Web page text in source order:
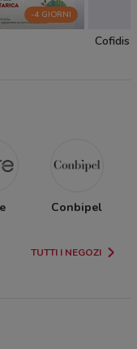
-4 GIORNI
Cofidis
Conbipel
TUTTI I NEGOZI